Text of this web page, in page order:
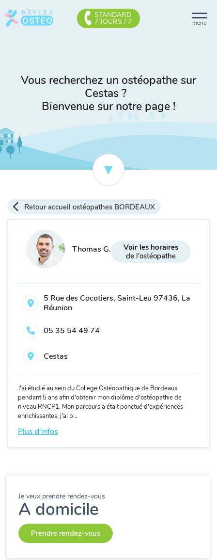
menu
STANDARD
7 JOURS / 7
Vous recherchez un ostéopathe sur
Cestas ?
Bienvenue sur notre page !
Retour accueil ostéopathes BORDEAUX
Thomas G.
Voir les horaires
de l'ostéopathe
5 Rue des Cocotiers, Saint-Leu 97436, La
Réunion
05 35 54 49 74
Cestas
J'ai étudié au sein du College Ostéopathique de Bordeaux
pendant 5 ans afin d'obtenir mon diplôme d'ostéopathie de
niveau RNCP1. Mon parcours a était ponctué d'expériences
enrichissantes, j'ai p...
Plus d'infos
Je veux prendre rendez-vous
A domicile
Prendre rendez-vous